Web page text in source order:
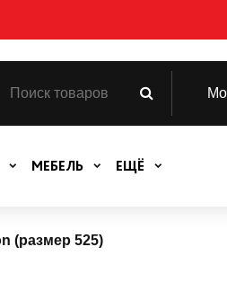
МЕБЕЛЬ ЕЩЁ
(размер 525)